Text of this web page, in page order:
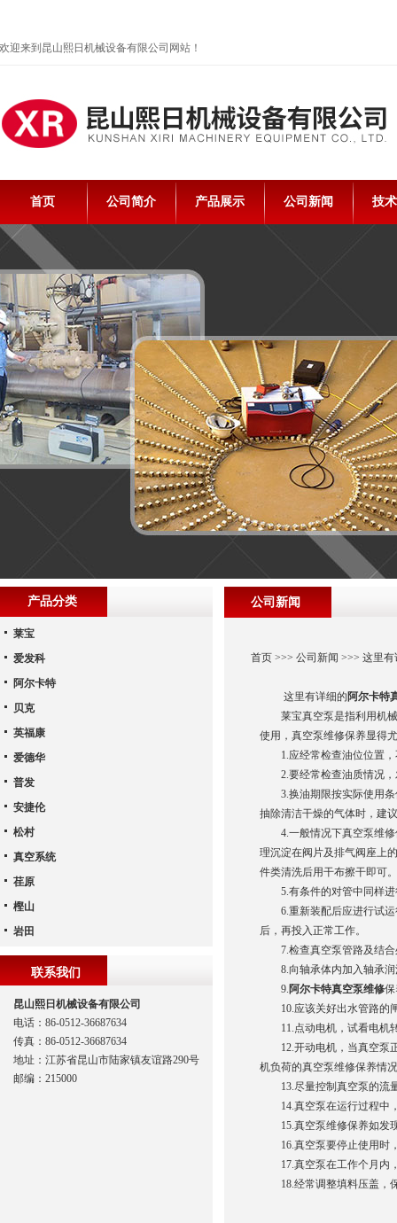
欢迎来到昆山熙日机械设备有限公司网站！
首页 公司简介 产品展示 公司新闻 技
公司新闻
首页>>> 公司新闻 >>> 这里
这里有详细的 阿尔卡特
莱宝真空泵是指利用机械
使用，真空泵维修保养显得
1.应经常检查油位位置，
2.要经常检查油质情况，
3.换油期限按实际使用条
抽除清洁干燥的气体时，建
4.一般情况下真空泵维修
理沉淀在阀片及排气阀座上
件类清洗后用干布擦干即可
5.有条件的对管中同样进
6.重新装配后应进行试运
后，再投入正常工作。
7.检查真空泵管路及结合
8.向轴承体内加入轴承润
9. 阿尔卡特真空泵维修
10.应该关好出水管路的
11.点动电机，试看电机
12.开动电机，当真空泵正
机负荷的真空泵维修保养情
13.尽量控制真空泵的流量
14.真空泵在运行过程中
15.真空泵维修保养如发现
16.真空泵要停止使用时
17.真空泵在工作个月内，
18.经常调整填料压盖，
产品分类
莱宝
爱发科
阿尔卡特
贝克
英福康
爱德华
普发
安捷伦
松村
真空系统
荏原
樫山
岩田
联系我们
昆山熙日机械设备有限公司
电话：86-0512-36687634
传真：86-0512-36687634
地址：江苏省昆山市陆家镇友谊路290号
邮编：215000